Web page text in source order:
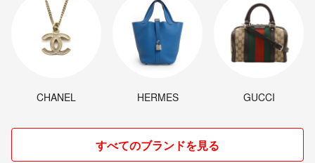
CHANEL HERMES GUCCI
すべてのブランドを見る